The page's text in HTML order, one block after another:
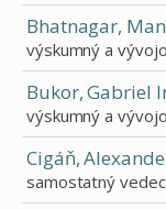
Bhatnagar,
výskumný a
Bukor, Gabriel
výskumný a
Cigáň,
samostatný